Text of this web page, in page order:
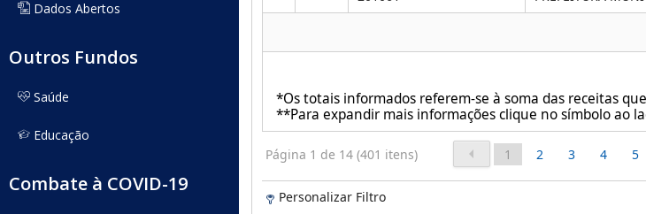
Dados Abertos
Outros Fundos
Saúde
Educação
Combate à COVID-19